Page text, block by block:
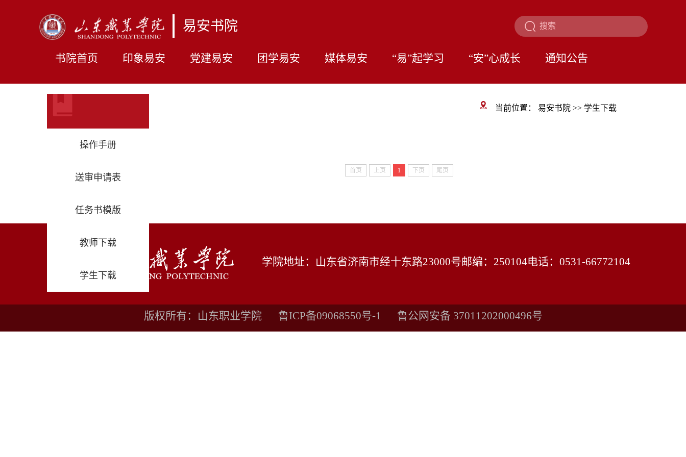
易安书院
书院首页 印象易安 党建易安 团学易安 媒体易安 “易”起学习 “安”心成长 通知公告
操作手册
送审申请表
任务书模版
教师下载
学生下载
当前位置： 易安书院 >> 学生下载
首页 上页 1 下页 尾页
学院地址：山东省济南市经十东路23000号邮编：250104电话：0531-66772104
版权所有：山东职业学院 鲁ICP备09068550号-1 鲁公网安备 37011202000496号